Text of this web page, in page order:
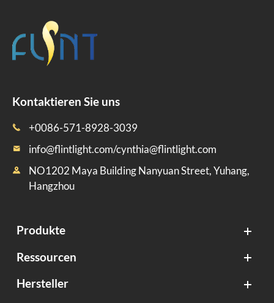
Kontaktieren Sie uns
 +0086-571-8928-3039
 info@flintlight.com/cynthia@flintlight.com

NO1202 Maya Building Nanyuan Street, Yuhang,
Hangzhou
Produkte
Ressourcen
Hersteller